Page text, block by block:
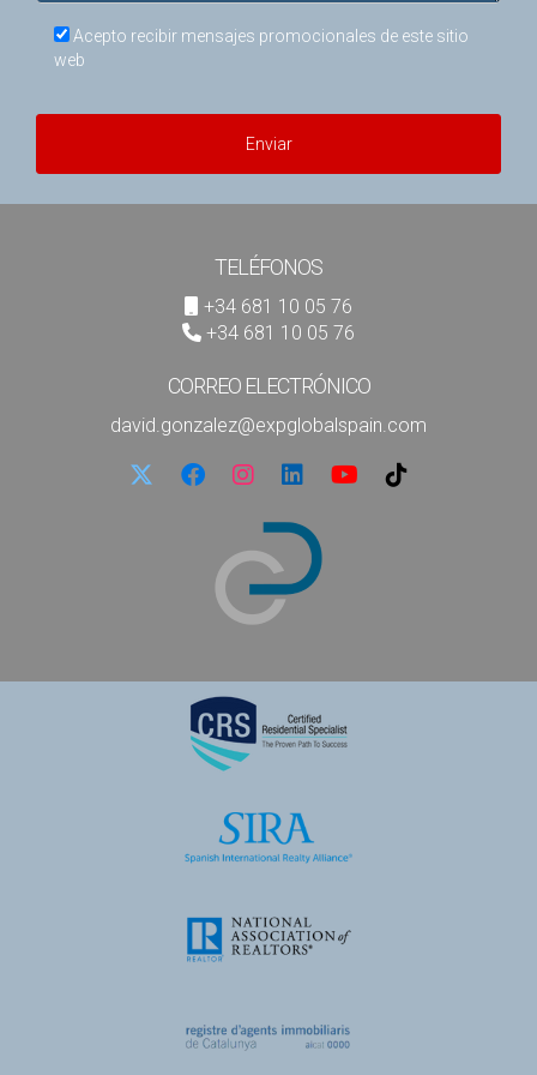
Acepto recibir mensajes promocionales de este sitio
web
Enviar
TELÉFONOS
+34 681 10 05 76
+34 681 10 05 76
CORREO ELECTRÓNICO
david.gonzalez@expglobalspain.com